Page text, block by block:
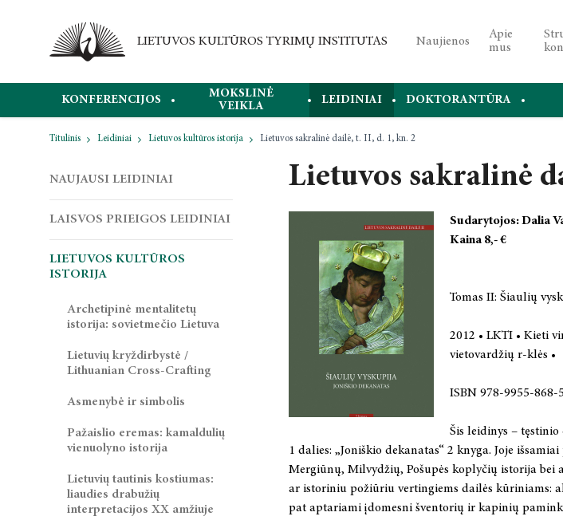
Naujienos
Apie
mus
KONFERENCIJOS
MOKSLINĖ
VEIKLA
LEIDINIAI DOKTORANTŪRA
Titulinis Leidiniai Lietuvos kultūros istorija Lietuvos sakralinė dailė, t. II, d. 1, kn. 2
NAUJAUSI LEIDINIAI
LAISVOS PRIEIGOS LEIDINIAI
LIETUVOS KULTŪROS
ISTORIJA
Archetipinė mentalitetų
istorija: sovietmečio Lietuva
Lietuvių kryždirbystė /
Lithuanian Cross-Crafting
Asmenybė ir simbolis
Pažaislio eremas: kamaldulių
vienuolyno istorija
Lietuvių tautinis kostiumas:
liaudies drabužių
interpretacijos XX amžiuje
Lietuvos sakralinė
Sudarytojos: Dalia
Kaina 8,- €
Tomas II: Šiaulių
2012 • LKTI • Kieti
vietovardžių r-klės •
ISBN 978-9955-868-
Šis leidinys –
1 dalies: „Joniškio dekanatas“ 2 knyga. Joje
Mergiūnų, Milvydžių, Pošupės koplyčių istorija bei
ar istoriniu požiūriu vertingiems dailės kūriniams:
pat aptariami įdomesni šventorių ir kapinių